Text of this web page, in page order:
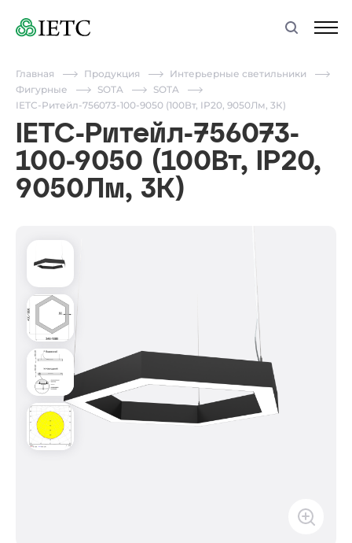
Главная Продукция
Интерьерные светильники
Фигурные
SOTA
SOTA
IETC-Ритейл-756073-100-9050 (100Вт, IP20, 9050Лм, 3К)
IETC-Ритейл-756073-
100-9050 (100Вт, IP20,
9050Лм, 3К)